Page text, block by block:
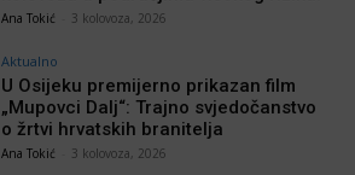
Ana Tokić 3 kolovoza, 2026
Aktualno
U Osijeku premijerno prikazan film
„Mupovci Dalj“: Trajno svjedočanstvo
o žrtvi hrvatskih branitelja
Ana Tokić 3 kolovoza, 2026